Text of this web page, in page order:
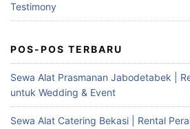
Testimony
POS-POS TERBARU
Sewa Alat Prasmanan Jabodetabek |
untuk Wedding & Event
Sewa Alat Catering Bekasi | Rental